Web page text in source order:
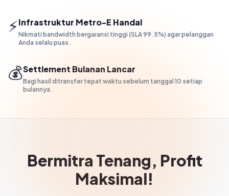
⚡Infrastruktur Metro-E Handal
Nikmati bandwidth bergaransi tinggi (SLA 99.5%) agar pelanggan
Anda selalu puas.
💰Settlement Bulanan Lancar
Bagi hasil ditransfer tepat waktu sebelum tanggal 10 setiap
bulannya.
Bermitra Tenang, Profit
Maksimal!